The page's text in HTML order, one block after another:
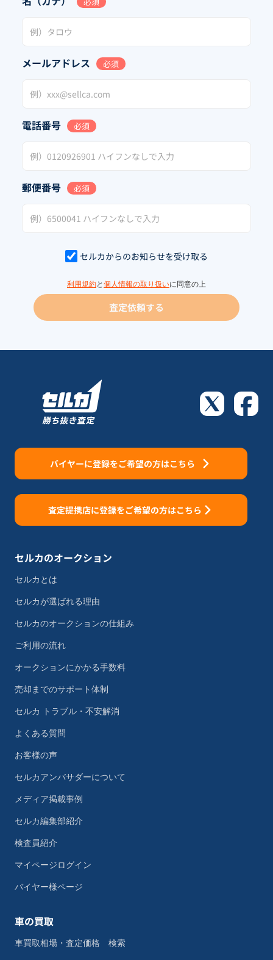
メールアドレス 必須
電話番号 必須
郵便番号 必須
セルカからのお知らせを受け取る
利用規約と 個人情報の取り扱いに同意の上
査定依頼する
バイヤーに登録をご希望の方はこちら
査定提携店に登録をご希望の方はこちら
セルカのオークション
セルカとは
セルカが選ばれる理由
セルカのオークションの仕組み
ご利用の流れ
オークションにかかる手数料
売却までのサポート体制
セルカ トラブル・不安解消
よくある質問
お客様の声
セルカアンバサダーについて
メディア掲載事例
セルカ編集部紹介
検査員紹介
マイページログイン
バイヤー様ページ
車の買取
車買取相場・査定価格 検索